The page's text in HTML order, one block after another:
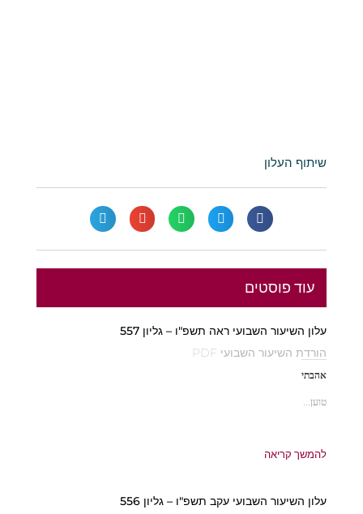
שיתוף העלון
עוד פוסטים
עלון השיעור השבועי ראה תשפ"ו – גליון 557
הורדת השיעור השבועי PDF
אהבתי
טוען...
להמשך קריאה
עלון השיעור השבועי עקב תשפ"ו – גליון 556